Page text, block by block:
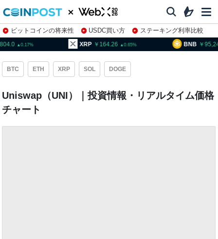
ビットコインの将来性 USDC買い方
ステーキング利率比較
株特集・関連銘柄
XRP BNB 1.49
BTC ETH XRP SOL DOGE
Uniswap（UNI）｜投資情報・リアルタイム価格
チャート